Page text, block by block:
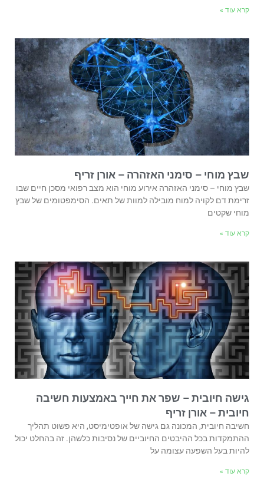
קרא עוד »
שבץ מוחי – סימני האזהרה – אורן זריף
שבץ מוחי – סימני האזהרה אירוע מוחי הוא מצב רפואי מסכן חיים שבו
זרימת דם לקויה למוח מובילה למוות של תאים. הסימפטומים של שבץ
מוחי שקטים
קרא עוד »
גישה חיובית – שפר את חייך באמצעות חשיבה
חיובית – אורן זריף
חשיבה חיובית, המכונה גם גישה של אופטימיסט, היא פשוט תהליך
ההתמקדות בכל ההיבטים החיוביים של נסיבות כלשהן. זה בהחלט יכול
להיות בעל השפעה עצומה על
קרא עוד »